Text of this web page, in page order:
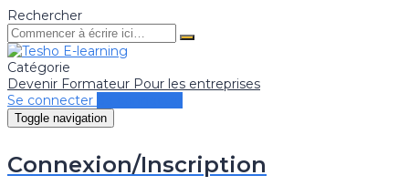
Rechercher
Catégorie
Devenir Formateur Pour les entreprises
Se connecter
Toggle navigation
Connexion/Inscription